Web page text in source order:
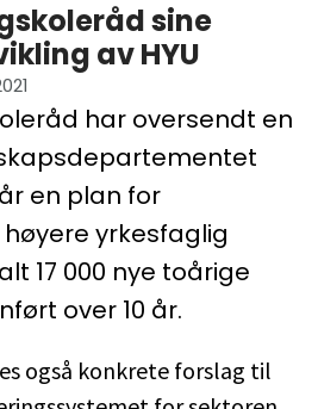
sine
av HYU
har oversendt en
en plan for
yrkesfaglig
17 000 nye toårige
over 10 år.
også konkrete forslag til